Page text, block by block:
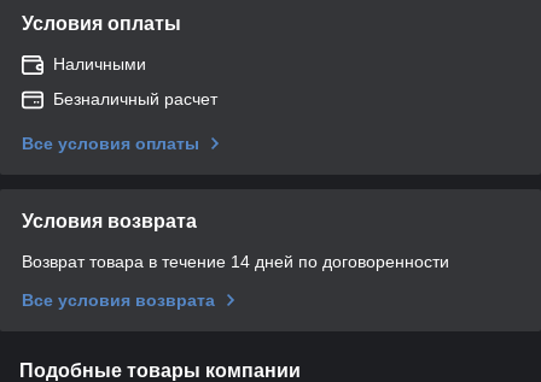
Условия оплаты
Наличными
Безналичный расчет
Все условия оплаты
Условия возврата
Возврат товара в течение 14 дней по договоренности
Все условия возврата
Подобные товары компании